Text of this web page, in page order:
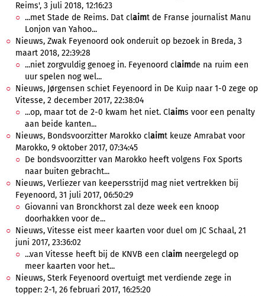
Reims', 3 juli 2018, 12:16:23
...met Stade de Reims. Dat claimt de Franse journalist Manu
Lonjon van Yahoo...
Nieuws, Zwak Feyenoord ook onderuit op bezoek in Breda, 3
maart 2018, 22:39:28
...niet zorgvuldig genoeg in. Feyenoord claimde na ruim een
uur spelen nog wel...
Nieuws, Jørgensen schiet Feyenoord in De Kuip naar 1-0 zege op
Vitesse, 2 december 2017, 22:38:04
...op, maar tot de 2-0 kwam het niet. Claims voor een penalty
aan beide kanten...
Nieuws, Bondsvoorzitter Marokko claimt keuze Amrabat voor
Marokko, 9 oktober 2017, 07:34:45
De bondsvoorzitter van Marokko heeft volgens Fox Sports
naar buiten gebracht...
Nieuws, Verliezer van keepersstrijd mag niet vertrekken bij
Feyenoord, 31 juli 2017, 06:50:29
Giovanni van Bronckhorst zal deze week een knoop
doorhakken voor de...
Nieuws, Vitesse eist meer kaarten voor duel om JC Schaal, 21
juni 2017, 23:36:02
...van Vitesse heeft bij de KNVB een claim neergelegd op
meer kaarten voor het...
Nieuws, Sterk Feyenoord overtuigt met verdiende zege in
topper: 2-1, 26 februari 2017, 16:25:20